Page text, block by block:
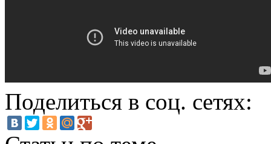
Поделиться в соц. сетях: